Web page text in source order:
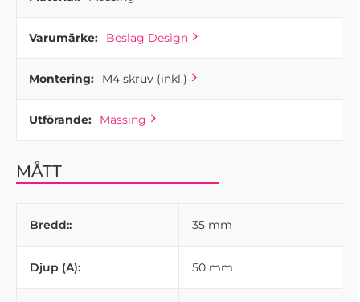
Varumärke: Beslag Design
Montering: M4 skruv (inkl.)
Utförande: Mässing
MÅTT
Bredd:: 35 mm
Djup (A): 50 mm